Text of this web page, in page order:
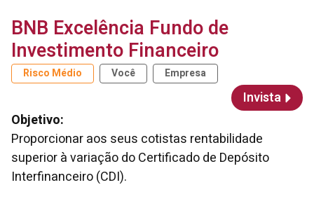
BNB Excelência Fundo de
Investimento Financeiro
Risco Médio Você Empresa
Invista
Objetivo:
Proporcionar aos seus cotistas rentabilidade
superior à variação do Certificado de Depósito
Interfinanceiro (CDI).